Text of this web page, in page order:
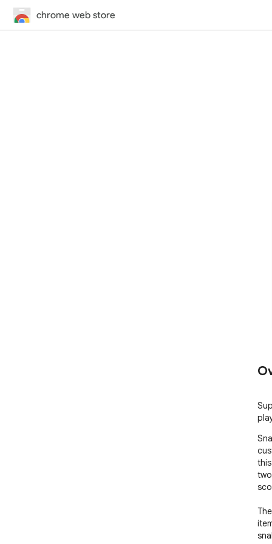
chrome web store